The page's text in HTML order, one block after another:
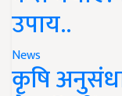
उपाय..
News
कृषि